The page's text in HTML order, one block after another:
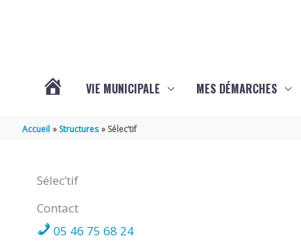
VIE MUNICIPALE MES DÉMARCHES
Accueil Structures Sélec’tif
Sélec’tif
Contact
05 46 75 68 24